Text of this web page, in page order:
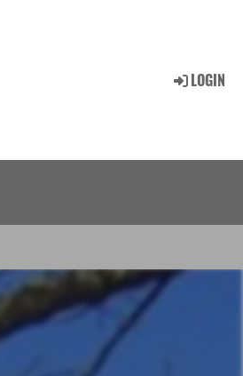
LOGIN